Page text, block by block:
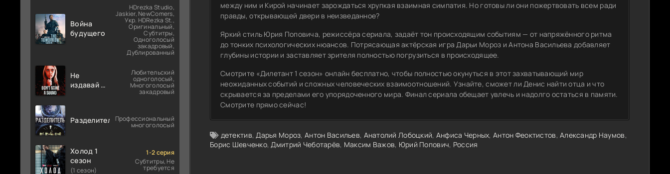
Война
будущего
HDrezka Studio,
Jaskier, NewComers,
Укр. HDRezka St.,
Оригинальный,
Субтитры,
Одноголосый
закадровый,
Дублированный
Не
издавай ни
Любительский
одноголосый,
Многоголосый
закадровый
РазделительПрофессиональный
многоголосый
Холод 1
сезон
(1 сезон)
1-2 серия
Субтитры, Не
требуется
между ним и Кирой начинает зарождаться хрупкая взаимная симпатия. Но готовы ли они пожертвовать всем ради
правды, открывающей двери в неизведанное?
Яркий стиль Юрия Поповича, режиссёра сериала, задаёт тон происходящим событиям — от напряжённого ритма
до тонких психологических нюансов. Потрясающая актёрская игра Дарьи Мороз и Антона Васильева добавляет
глубины истории и заставляет зрителя полностью погрузиться в происходящее.
Смотрите «Дилетант 1 сезон» онлайн бесплатно, чтобы полностью окунуться в этот захватывающий мир
неожиданных событий и сложных человеческих взаимоотношений. Узнайте, сможет ли Денис найти отца и что
скрывается за пределами его упорядоченного мира. Финал сериала обещает увлечь и надолго остаться в памяти.
Смотрите прямо сейчас!
детектив,Дарья Мороз,Антон Васильев, Анатолий Лобоцкий, Анфиса Черных,Антон Феоктистов,Александр Наумов,
Борис Шевченко,Дмитрий Чеботарёв, Максим Важов, Юрий Попович, Россия